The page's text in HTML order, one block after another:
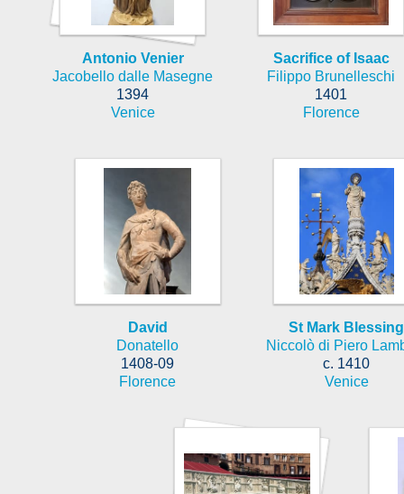
Antonio Venier
Jacobello dalle Masegne
1394
Venice
Sacrifice of Isaac
Filippo Brunelleschi
1401
Florence
David
Donatello
1408-09
Florence
St Mark Blessing
Niccolò di Piero
c. 1410
Venice